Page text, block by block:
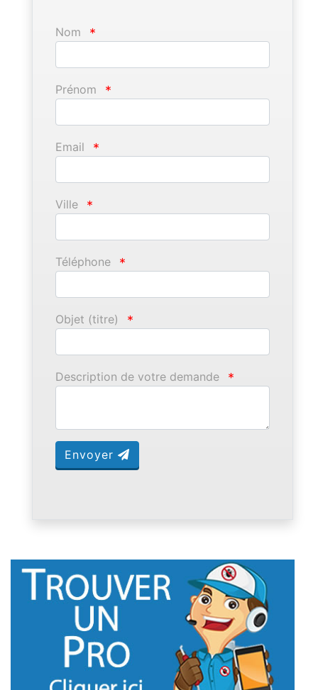
Nom *
Prénom *
Email *
Ville *
Téléphone *
Objet (titre) *
Description de votre demande *
Envoyer